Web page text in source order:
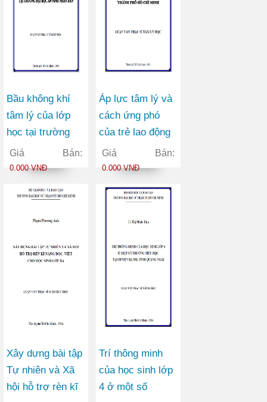
Bầu không khí
tâm lý của lớp
học tại trường
đại học An ninh
nhân dân
Giá Bán:
0.000 VNĐ
Áp lực tâm lý và
cách ứng phó
của trẻ lao động
sớm tại một số
quận nội thành
Minh
Giá Bán:
0.000 VNĐ
Xây dựng bài tập
Tự nhiên và Xã
hội hỗ trợ rèn kĩ
Trí thông minh
của học sinh lớp
4 ở một số